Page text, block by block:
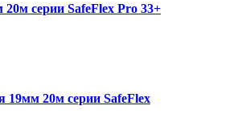
серии SafeFlex Pro 33+
19мм 20м серии SafeFlex